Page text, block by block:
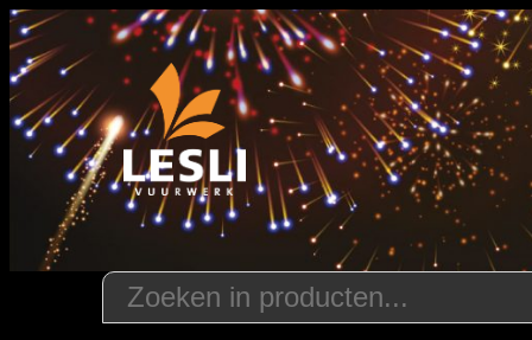
Ga
naar
de
inhoud